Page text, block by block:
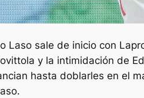
Laso sale de inicio con
y la intimidación de
hasta doblarles en el